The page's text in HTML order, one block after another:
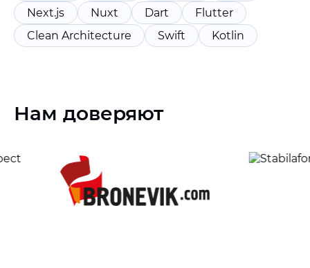
Next.js
Nuxt Dart
Flutter
Clean Architecture
Swift Kotlin
Нам доверяют